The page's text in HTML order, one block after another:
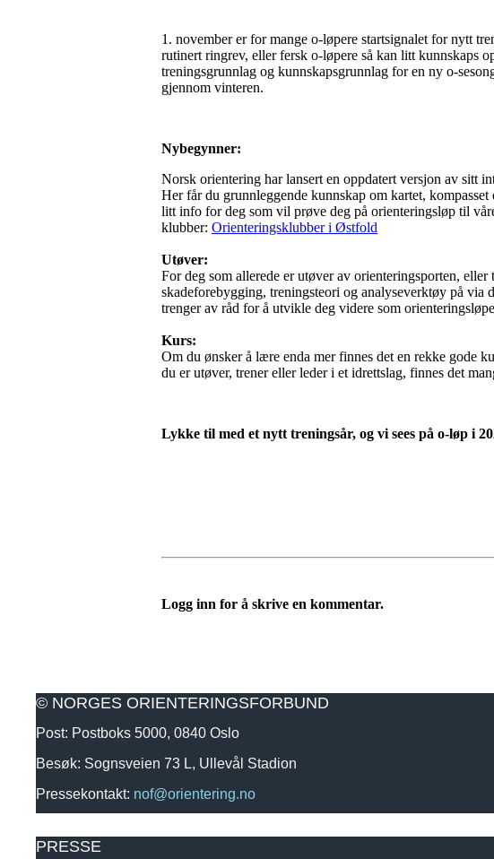
1. november er for mange o-løpere startsignalet for nytt
rutinert ringrev, eller fersk o-løpere så kan litt kunnskaps
treningsgrunnlag og kunnskapsgrunnlag for en ny o-
gjennom vinteren.
Nybegynner:
Norsk orientering har lansert en oppdatert versjon av sitt
Her får du grunnleggende kunnskap om kartet,
litt info for deg som vil prøve deg på orienteringsløp til
klubber: Orienteringsklubber i Østfold
Utøver:
For deg som allerede er utøver av orienteringsporten,
skadeforebygging, treningsteori og analyseverktøy på via
trenger av råd for å utvikle deg videre som
Kurs:
Om du ønsker å lære enda mer finnes det en rekke gode
du er utøver, trener eller leder i et idrettslag, finnes det
Lykke til med et nytt treningsår, og vi sees på o-løp i
Logg inn for å skrive en kommentar.
© NORGES ORIENTERINGSFORBUND
Post: Postboks 5000, 0840 Oslo
Besøk: Sognsveien 73 L, Ullevål Stadion
Pressekontakt: nof@orientering.no
PRESSE